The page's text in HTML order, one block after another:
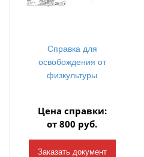
Справка для
освобождения от
физкультуры
Цена справки:
от 800 руб.
Заказать документ